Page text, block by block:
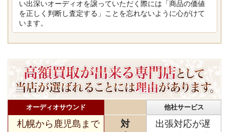
い出深いオーディオを譲っていただく際には「商品の価値
を正しく判断し査定する」ことを忘れないように心がけて
います。
オーディオサウンド 他社サービス
札幌から鹿児島まで
対
出張対応が遅